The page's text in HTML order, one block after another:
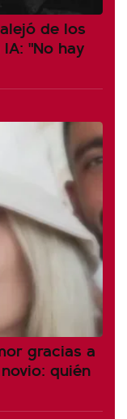
de los
"No hay
gracias a
quién